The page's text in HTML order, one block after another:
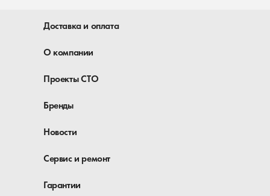
Доставка и оплата
О компании
Проекты СТО
Бренды
Новости
Сервис и ремонт
Гарантии